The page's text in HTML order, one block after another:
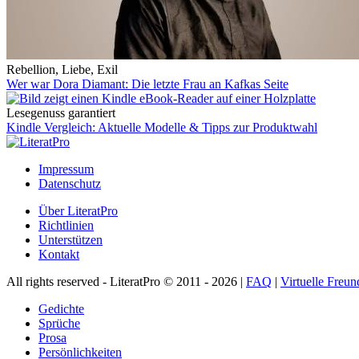
Rebellion, Liebe, Exil
Wer war Dora Diamant: Die letzte Frau an Kafkas Seite
Lesegenuss garantiert
Kindle Vergleich: Aktuelle Modelle & Tipps zur Produktwahl
Impressum
Datenschutz
Über LiteratPro
Richtlinien
Unterstützen
Kontakt
All rights reserved - LiteratPro © 2011 - 2026 | FAQ | Virtuelle
Gedichte
Sprüche
Prosa
Persönlichkeiten